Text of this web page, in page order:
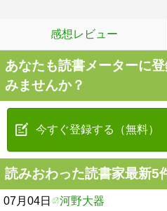
感想レビュー
あなたも読書メーターに
みませんか？
今すぐ登録する（無料）
読みおわった読書家最新5
07月04日 河野大器